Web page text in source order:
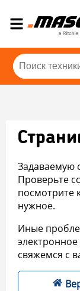
Задаваемую
Проверьте
посмотрите
нужное.
Иные
свяжемся с